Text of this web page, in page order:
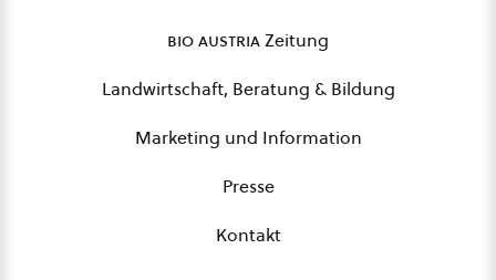
bio austriaZeitung
Landwirtschaft, Beratung & Bildung
Marketing und Information
Presse
Kontakt